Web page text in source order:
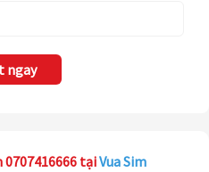
ngay
tạiVua Sim